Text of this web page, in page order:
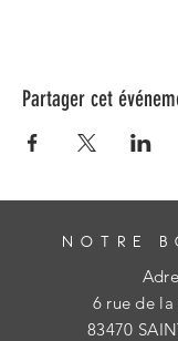
Partager cet
NOTRE
6 rue de
83470